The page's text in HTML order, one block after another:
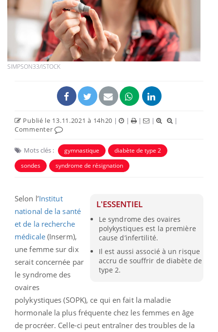
SIMPSON33/ISTOCK
Publié le 13.11.2021 à 14h20 | | | |
|
Commenter
Mots clés : gymnastique
diabète de type 2
sondes
syndrome de résignation
L'ESSENTIEL
Le syndrome des ovaires
polykystiques est la première
cause d’infertilité.
Il est aussi associé à un risque
accru de souffrir de diabète de
type 2.
Selon l’Institut
national de la santé
et de la recherche
médicale (Inserm),
une femme sur dix
serait concernée par
le syndrome des
ovaires
polykystiques(SOPK), ce qui en fait la maladie
hormonale la plus fréquente chez les femmes en âge
de procréer. Celle-ci peut entraîner des troubles de la